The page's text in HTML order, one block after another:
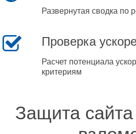
Развернутая сводка по
Проверка
Расчет потенциала
критериям
Защита сайта